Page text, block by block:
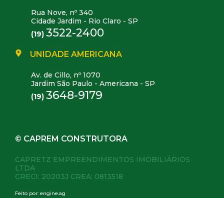
Rua Nove, nº 340
Cidade Jardim - Rio Claro - SP
(19) 3522-2400
UNIDADE AMERICANA
Av. de Cillo, nº 1070
Jardim São Paulo - Americana - SP
(19) 3648-9179
© CAPREM CONSTRUTORA
CAPRETZ EMPREENDIMENTOS IMOBILIÁRIOS
LTDA
CRECI: 20203J CREA: 0813518
Feito por: engine.ag